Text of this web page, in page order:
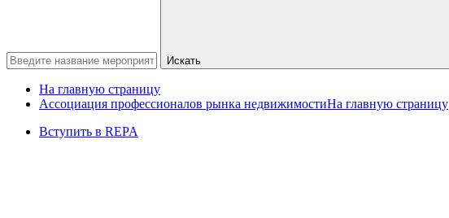
Искать
На главную страницу
Ассоциация профессионалов рынка недвижимостиНа главную страницу
Вступить в REPA